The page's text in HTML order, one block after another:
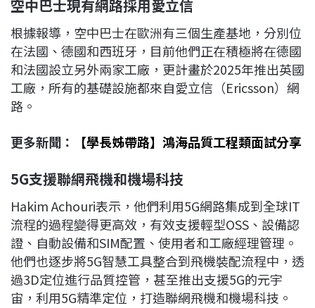
空中巴士現有網路採用愛立信
根據報導，空中巴士在歐洲有三個生產基地，分別位
在法國、德國和西班牙，目前他們正在積極將在德國
和法國設立另外兩家工廠，更計畫於2025年推出英國
工廠，所有的基礎設施都來自愛立信（Ericsson）網
路。
更多新聞：
【學長姊帶路】鴻海品質工程類面試分享
5G支援聯網飛機和機場科技
Hakim Achouri表示，他們利用5G網路集成到全球IT
流程的過程變得更高效，有效支援輕型OSS、設備認
證、自動設備和SIM配置、使用者和工廠經理管理。
他們也逐步將5G智慧工具整合到飛機裝配流程中，透
過3D定位進行品質控管，甚至推出支援5G的元宇
宙，利用5G精準定位，打造聯網飛機和機場科技。